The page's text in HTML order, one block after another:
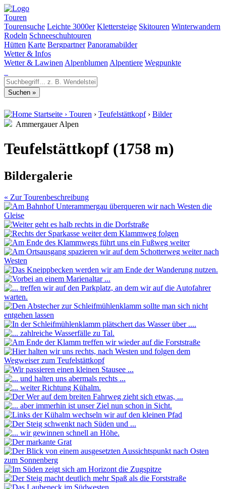
Touren
Tourensuche Leichte 3000er Klettersteige Skitouren Winterwandern
Rodeln Schneeschuhtouren
Hütten Karte Bergpartner Panoramabilder
Wetter & Infos
Wetter & Lawinen Alpenblumen Alpentiere Wegpunkte
Startseite › Touren › Teufelstättkopf › Bilder
Ammergauer Alpen
Teufelstättkopf (1758 m)
Bildergalerie
« Zur Tourenbeschreibung